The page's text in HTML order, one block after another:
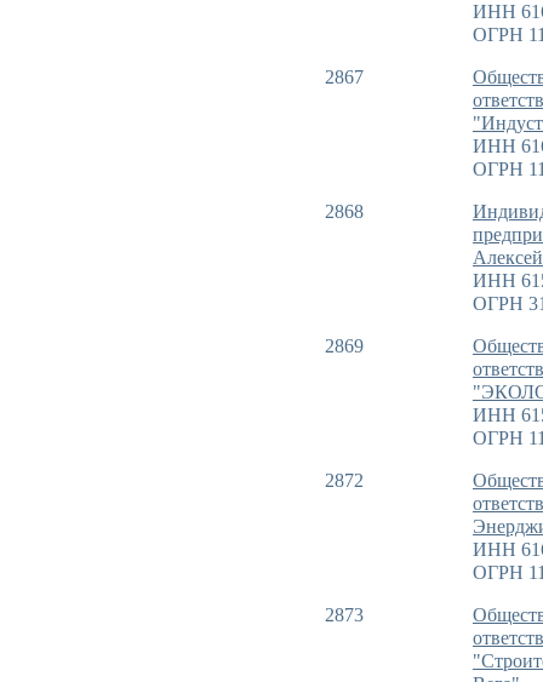
ИНН
ОГРН
2867
ИНН
ОГРН
2868
ИНН
ОГРН
2869
ИНН
ОГРН
2872
ИНН
ОГРН
2873